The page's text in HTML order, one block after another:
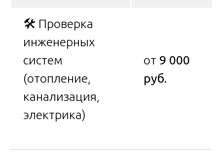
🛠 Проверка
инженерных
систем
(отопление,
канализация,
электрика)
от 9 000
руб.